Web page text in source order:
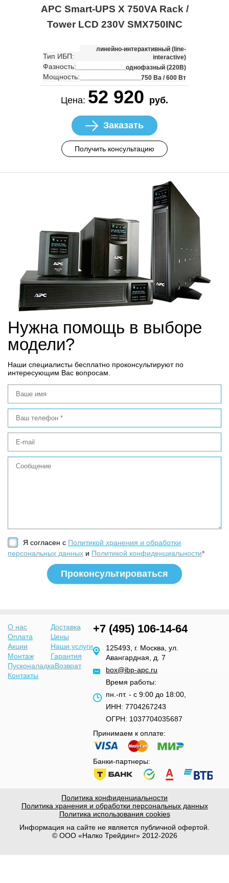
APC Smart-UPS X 750VA Rack /
Tower LCD 230V SMX750INC
Тип ИБП:
линейно-интерактивный (line-
interactive)
Фазность: однофазный (220В)
Мощность: 750 Ва / 600 Вт
Цена: 52 920 руб.
Заказать
Получить консультацию
Нужна помощь в выборе
модели?
Наши специалисты бесплатно проконсультируют по
интересующим Вас вопросам.
Я согласен с Политикой хранения и обработки
персональных данных и Политикой конфиденциальности*
О нас
Доставка
Оплата
Цены
Акции
Наши услуги
Монтаж
Гарантия
ПусконаладкаВозврат
Контакты
+7 (495) 106-14-64
125493, г. Москва, ул.
Авангардная, д. 7
box@ibp-apc.ru
Время работы:
пн.-пт. - с 9:00 до 18:00,
ИНН: 7704267243
ОГРН: 1037704035687
Принимаем к оплате:
Банки-партнеры:
Политика конфиденциальности
Политика хранения и обработки персональных данных
Политика использования cookies
Информация на сайте не является публичной офертой.
© ООО «Налко Трейдинг» 2012-2026